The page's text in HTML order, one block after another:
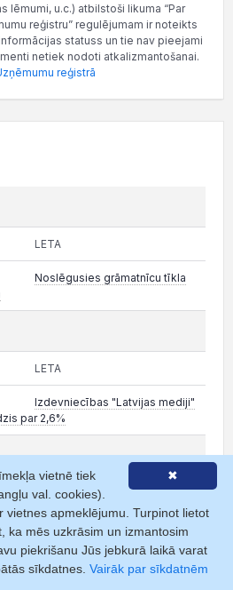
lēmumi, u.c.) atbilstoši likuma “Par
reģistru” regulējumam ir noteikts
statuss un tie nav pieejami
netiek nodoti atkalizmantošanai.
reģistrā
LETA
Noslēgusies grāmatnīcu tīkla
LETA
Izdevniecības "Latvijas mediji"
par 2,6%
LETA
Pirmdienās vairs neiznāks
latviešu valodā
✖
vietnē tiek
val. cookies).
vietnes apmeklējumu. Turpinot lietot
ka mēs uzkrāsim un izmantosim
piekrišanu Jūs jebkurā laikā varat
sīkdatnes. Vairāk par sīkdatnēm